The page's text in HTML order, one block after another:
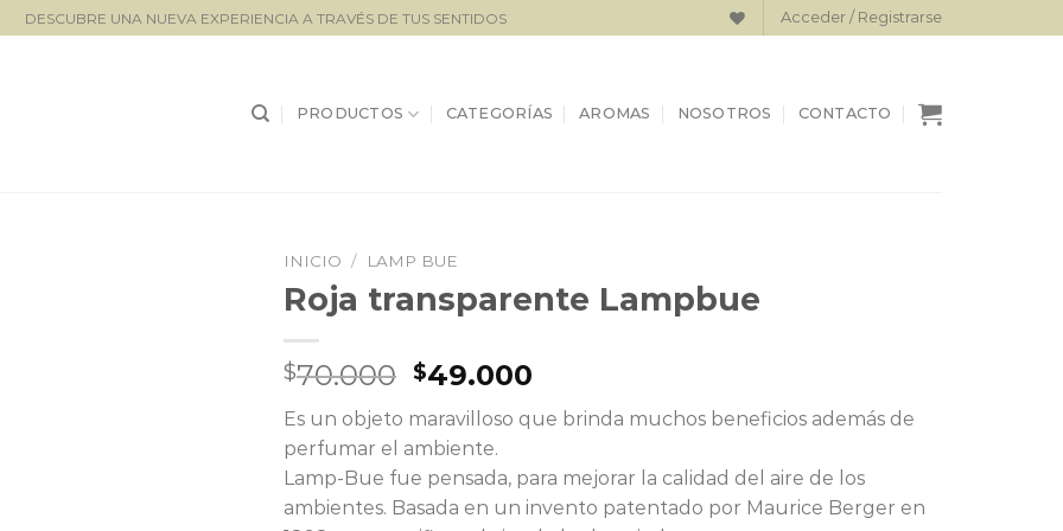
DESCUBRE UNA NUEVA EXPERIENCIA A TRAVÉS DE TUS SENTIDOS Acceder / Registrarse
PRODUCTOS CATEGORÍAS AROMAS NOSOTROS CONTACTO
INICIO / LAMP BUE
Roja transparente Lampbue
$70.000 El
precio
original
era:
$70.000.
$49.000
precio
actual
$49.000.
Es un objeto maravilloso que brinda muchos beneficios además de
perfumar el ambiente.
Lamp-Bue fue pensada, para mejorar la calidad del aire de los
ambientes. Basada en un invento patentado por Maurice Berger en